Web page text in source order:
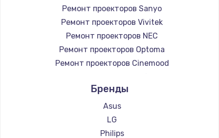
Ремонт проекторов Sanyo
Ремонт проекторов Vivitek
Ремонт проекторов NEC
Ремонт проекторов Optoma
Ремонт проекторов Cinemood
Ремонт проекторов Barco
Ремонт проекторов Xgimi
Ремонт проекторов Canon
Ремонт проекторов JVC
Бренды
Asus
LG
Philips